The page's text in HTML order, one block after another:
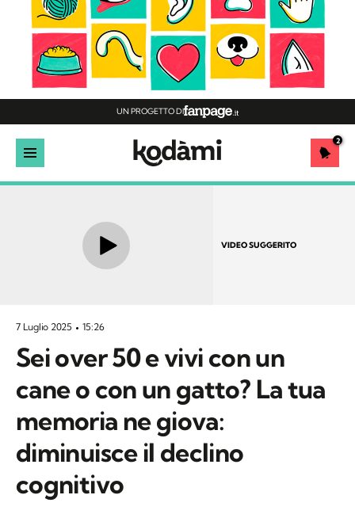
UN PROGETTO DI
2
VIDEO SUGGERITO
7 Luglio 2025 15:26
Sei over 50 e vivi con un
cane o con un gatto? La tua
memoria ne giova:
diminuisce il declino
cognitivo